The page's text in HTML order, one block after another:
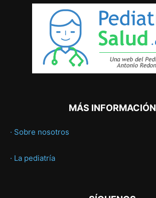
MÁS INFORMACIÓN
· Sobre nosotros
· La pediatría